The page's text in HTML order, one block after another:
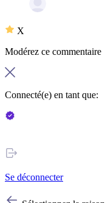
X
Modérez ce commentaire
Connecté(e) en tant que:
Se déconnecter